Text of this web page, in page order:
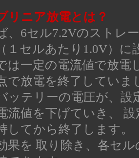
リニア放電とは？
、6セル7.2Vのストレ
１セルあたり1.0V）
は一定の電流値で放
で放電を終了してい
ッテリーの電圧が、
流値を下げていき、
してから終了します
果を 取り除き、各セ